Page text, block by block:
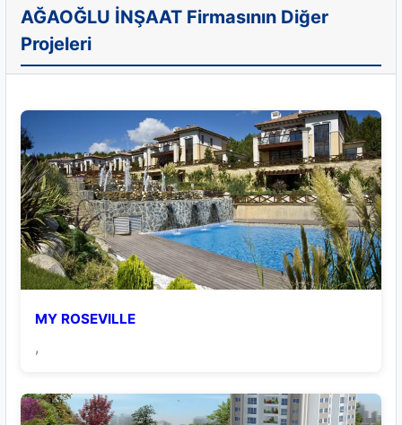
AĞAOĞLU İNŞAAT Firmasının Diğer
Projeleri
MY ROSEVILLE
,